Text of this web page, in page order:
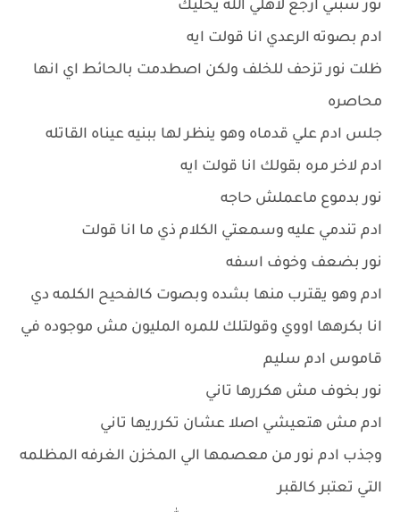
نور سبني ارجع لاهلي الله يخليك
ادم بصوته الرعدي انا قولت ايه
ظلت نور تزحف للخلف ولكن اصطدمت بالحائط اي انها
محاصره
جلس ادم علي قدماه وهو ينظر لها ببنيه عيناه القاتله
ادم لاخر مره بقولك انا قولت ايه
نور بدموع ماعملش حاجه
ادم تندمي عليه وسمعتي الكلام ذي ما انا قولت
نور بضعف وخوف اسفه
ادم وهو يقترب منها بشده وبصوت كالفحيح الكلمه دي
انا بكرهها اووي وقولتلك للمره المليون مش موجوده في
قاموس ادم سليم
نور بخوف مش هكررها تاني
ادم مش هتعيشي اصلا عشان تكرريها تاني
وجذب ادم نور من معصمها الي المخزن الغرفه المظلمه
التي تعتبر كالقبر